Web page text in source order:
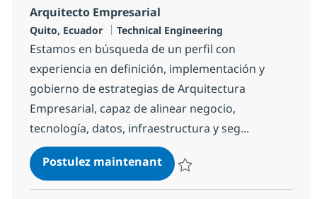
Arquitecto Empresarial
Localisation
Quito, Ecuador Catégorie
Technical Engineering
Estamos en búsqueda de un perfil con
experiencia en definición, implementación y
gobierno de estrategias de Arquitectura
Empresarial, capaz de alinear negocio,
tecnología, datos, infraestructura y seg...
Postulez maintenantArquitecto Empresarial